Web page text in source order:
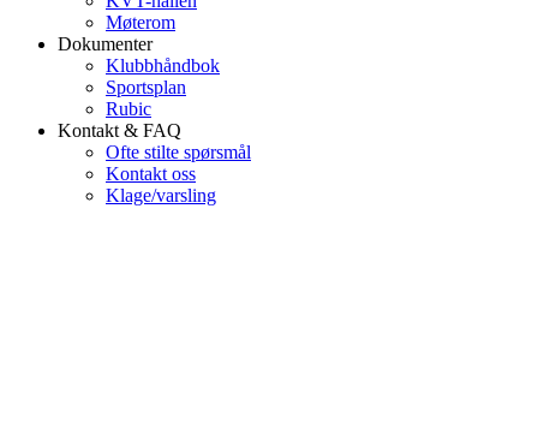
Møterom
Dokumenter
Klubbhåndbok
Sportsplan
Rubic
Kontakt & FAQ
Ofte stilte spørsmål
Kontakt oss
Klage/varsling